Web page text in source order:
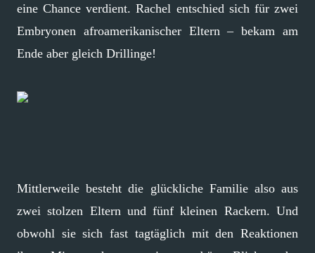
eine Chance verdient. Rachel entschied sich für zwei
Embryonen afroamerikanischer Eltern – bekam am
Ende aber gleich Drillinge!
Mittlerweile besteht die glückliche Familie also aus
zwei stolzen Eltern und fünf kleinen Rackern. Und
obwohl sie sich fast tagtäglich mit den Reaktionen